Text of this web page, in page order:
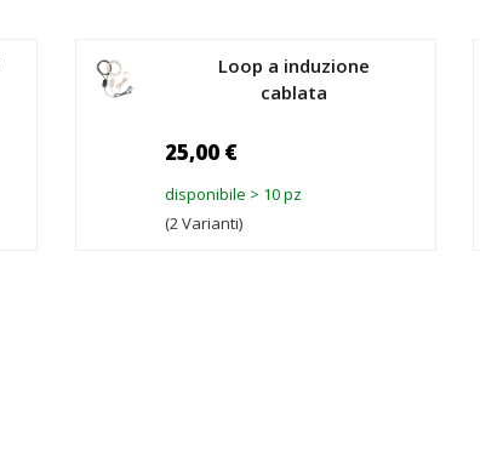
Loop a induzione
cablata
25,00 €
disponibile > 10 pz
(2 Varianti)